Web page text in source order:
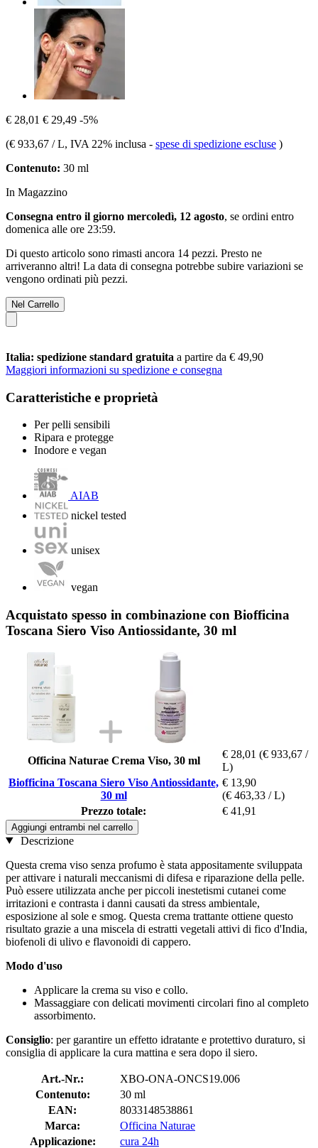
€ 28,01 € 29,49 -5%
(€ 933,67 / L, IVA 22% inclusa - spese di spedizione escluse )
Contenuto: 30 ml
In Magazzino
Consegna entro il giorno mercoledì, 12 agosto, se ordini entro
domenica alle ore 23:59.
Di questo articolo sono rimasti ancora 14 pezzi. Presto ne
arriveranno altri! La data di consegna potrebbe subire variazioni se
vengono ordinati più pezzi.
Nel Carrello
Italia: spedizione standard gratuita a partire da € 49,90
Maggiori informazioni su spedizione e consegna
Caratteristiche e proprietà
Per pelli sensibili
Ripara e protegge
Inodore e vegan
AIAB
nickel tested
unisex
vegan
Acquistato spesso in combinazione con Biofficina
Toscana Siero Viso Antiossidante, 30 ml
Officina Naturae Crema Viso, 30 ml
€ 28,01 (€ 933,67 /
L)
Biofficina Toscana Siero Viso Antiossidante,
30 ml
€ 13,90
(€ 463,33 / L)
Prezzo totale:
€ 41,91
Aggiungi entrambi nel carrello
Descrizione
Questa crema viso senza profumo è stata appositamente sviluppata
per attivare i naturali meccanismi di difesa e riparazione della pelle.
Può essere utilizzata anche per piccoli inestetismi cutanei come
irritazioni e contrasta i danni causati da stress ambientale,
esposizione al sole e smog. Questa crema trattante ottiene questo
risultato grazie a una miscela di estratti vegetali attivi di fico d'India,
biofenoli di ulivo e flavonoidi di cappero.
Modo d'uso
Applicare la crema su viso e collo.
Massaggiare con delicati movimenti circolari fino al completo
assorbimento.
Consiglio: per garantire un effetto idratante e protettivo duraturo, si
consiglia di applicare la cura mattina e sera dopo il siero.
Art.-Nr.:
XBO-ONA-ONCS19.006
Contenuto:
30 ml
EAN:
8033148538861
Marca:
Officina Naturae
Applicazione:
cura 24h